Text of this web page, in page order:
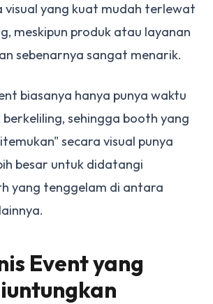
visual yang kuat mudah terlewat
meskipun produk atau layanan
sebenarnya sangat menarik.
biasanya hanya punya waktu
sehingga booth yang
secara visual punya
besar untuk didatangi
yang tenggelam di antara
Event yang